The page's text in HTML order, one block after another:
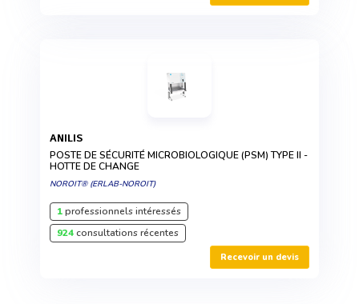
ANILIS
POSTE DE SÉCURITÉ MICROBIOLOGIQUE (PSM) TYPE II -
HOTTE DE CHANGE
NOROIT® (ERLAB-NOROIT)
1professionnels intéressés
924consultations récentes
Recevoir un devis